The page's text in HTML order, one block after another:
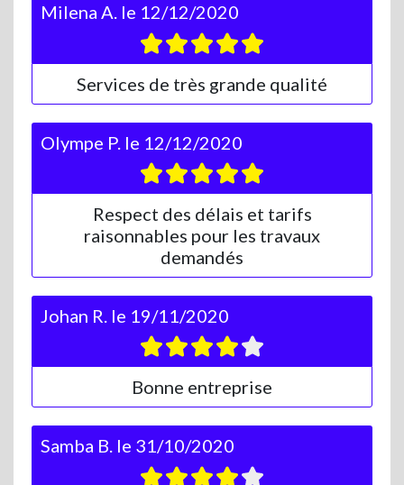
Milena A. le 12/12/2020
Services de très grande qualité
Olympe P. le 12/12/2020
Respect des délais et tarifs
raisonnables pour les travaux
demandés
Johan R. le 19/11/2020
Bonne entreprise
Samba B. le 31/10/2020